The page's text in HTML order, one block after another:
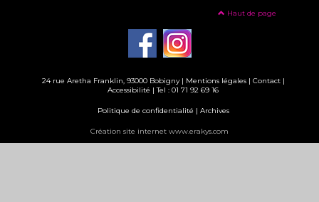
Haut de page
24 rue Aretha Franklin, 93000 Bobigny | Mentions légales| Contact|
Accessibilité | Tel : 01 71 92 69 16
Politique de confidentialité | Archives
Création site internet www.erakys.com